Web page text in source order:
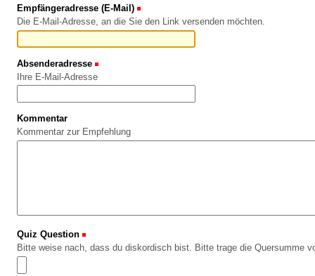
Empfängeradresse (E-Mail)
Die E-Mail-Adresse, an die Sie den Link versenden möchten.
Absenderadresse
Ihre E-Mail-Adresse
Kommentar
Kommentar zur Empfehlung
Quiz Question
Bitte weise nach, dass du diskordisch bist. Bitte trage die Quersumme